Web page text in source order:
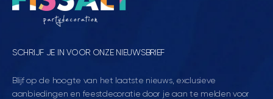
SCHRIJF JE IN VOOR ONZE NIEUWSBRIEF
Blijf op de hoogte van het laatste nieuws, exclusieve
aanbiedingen en feestdecoratie door je aan te melden voor